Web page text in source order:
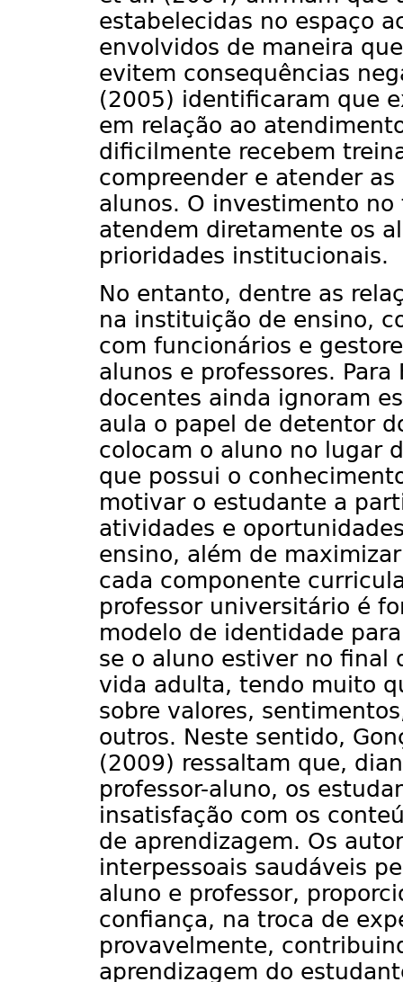
estabelecidas no espaço
envolvidos de maneira
evitem consequências
(2005) identificaram que
em relação ao
dificilmente recebem
compreender e atender
alunos. O investimento
atendem diretamente os
prioridades institucionais.
No entanto, dentre as
na instituição de ensino,
com funcionários e
alunos e professores.
docentes ainda ignoram
aula o papel de detentor
colocam o aluno no lugar
que possui o
motivar o estudante a
atividades e
ensino, além de
cada componente
professor universitário é
modelo de identidade
se o aluno estiver no final
vida adulta, tendo muito
sobre valores,
outros. Neste sentido,
(2009) ressaltam que,
professor-aluno, os
insatisfação com os
de aprendizagem. Os
interpessoais saudáveis
aluno e professor,
confiança, na troca de
provavelmente,
aprendizagem do